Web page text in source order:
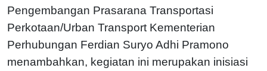
Pengembangan Prasarana Transportasi
Perkotaan/Urban Transport Kementerian
Perhubungan Ferdian Suryo Adhi Pramono
menambahkan, kegiatan ini merupakan inisiasi